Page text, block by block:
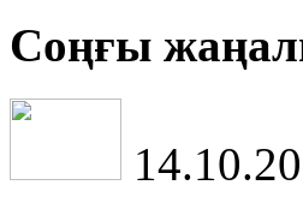
Cоңғы